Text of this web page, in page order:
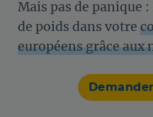
Mais pas de panique
de poids dans votre
européens grâce aux